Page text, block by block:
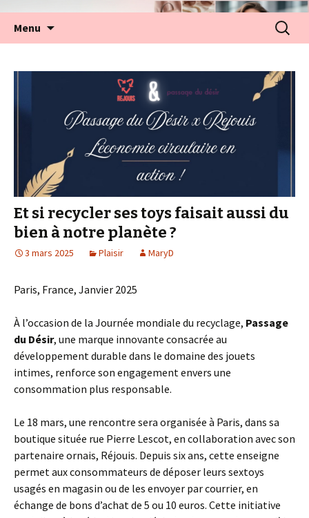
Menu
Et si recycler ses toys faisait aussi du
bien à notre planète ?
3 mars 2025 Plaisir MaryD
Paris, France, Janvier 2025
À l’occasion de la Journée mondiale du recyclage, Passage
du Désir, une marque innovante consacrée au
développement durable dans le domaine des jouets
intimes, renforce son engagement envers une
consommation plus responsable.
Le 18 mars, une rencontre sera organisée à Paris, dans sa
boutique située rue Pierre Lescot, en collaboration avec son
partenaire ornais, Réjouis. Depuis six ans, cette enseigne
permet aux consommateurs de déposer leurs sextoys
usagés en magasin ou de les envoyer par courrier, en
échange de bons d’achat de 5 ou 10 euros. Cette initiative